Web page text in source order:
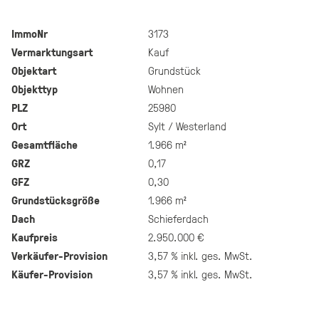
ImmoNr
3173
Vermarktungsart
Kauf
Objektart
Grundstück
Objekttyp
Wohnen
PLZ
25980
Ort
Sylt / Westerland
Gesamtfläche
1.966 m²
GRZ
0,17
GFZ
0,30
Grundstücksgröße
1.966 m²
Dach
Schieferdach
Kaufpreis
2.950.000 €
Verkäufer-Provision
3,57 % inkl. ges. MwSt.
Käufer-Provision
3,57 % inkl. ges. MwSt.